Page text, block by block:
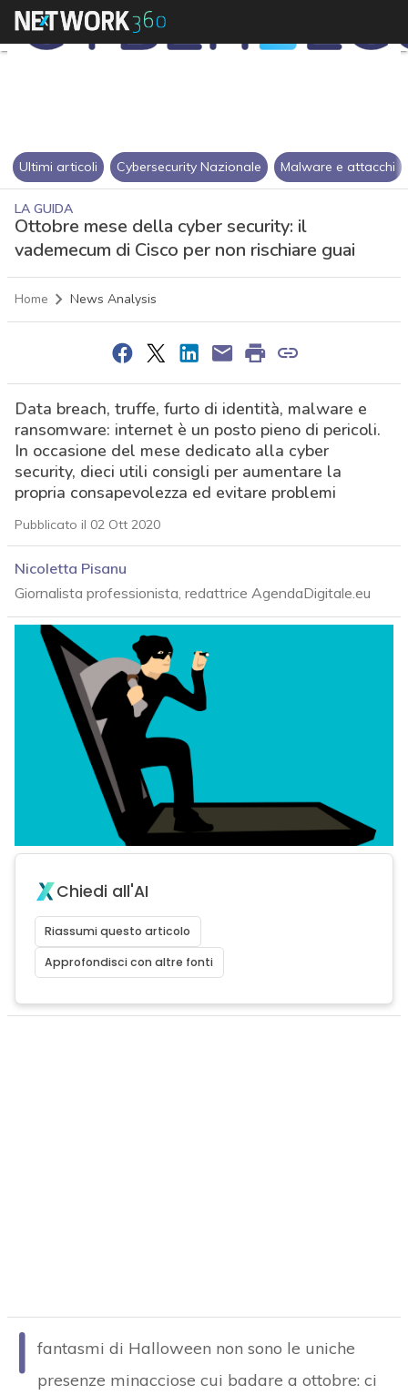
Ultimi articoli Cybersecurity Nazionale Malware e attacchi
LA GUIDA
Ottobre mese della cyber security: il
vademecum di Cisco per non rischiare guai
Home News Analysis
Data breach, truffe, furto di identità, malware e
ransomware: internet è un posto pieno di pericoli.
In occasione del mese dedicato alla cyber
security, dieci utili consigli per aumentare la
propria consapevolezza ed evitare problemi
Pubblicato il 02 Ott 2020
Nicoletta Pisanu
Giornalista professionista, redattrice AgendaDigitale.eu
Chiedi all'AI
Riassumi questo articolo
Approfondisci con altre fonti
I fantasmi di Halloween non sono le uniche
presenze minacciose cui badare a ottobre: ci